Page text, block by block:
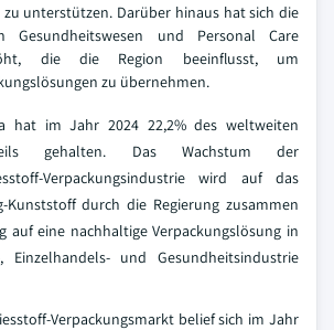
unterstützen. Darüber hinaus hat sich die
Gesundheitswesen und Personal Care
die die Region beeinflusst, um
zu übernehmen.
hat im Jahr 2024 22,2% des weltweiten
gehalten. Das Wachstum der
Verpackungsindustrie wird auf das
Kunststoff durch die Regierung zusammen
auf eine nachhaltige Verpackungslösung in
Einzelhandels- und Gesundheitsindustrie
Verpackungsmarkt belief sich im Jahr